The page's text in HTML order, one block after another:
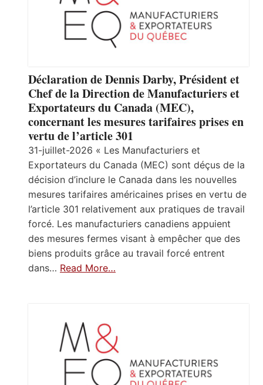
Déclaration de Dennis Darby, Président et
Chef de la Direction de Manufacturiers et
Exportateurs du Canada (MEC),
concernant les mesures tarifaires prises en
vertu de l’article 301
31-juillet-2026 « Les Manufacturiers et
Exportateurs du Canada (MEC) sont déçus de la
décision d’inclure le Canada dans les nouvelles
mesures tarifaires américaines prises en vertu de
l’article 301 relativement aux pratiques de travail
forcé. Les manufacturiers canadiens appuient
des mesures fermes visant à empêcher que des
biens produits grâce au travail forcé entrent
dans… Read More…